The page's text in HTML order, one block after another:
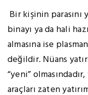
Bir kişinin parasını
binayı ya da hali
almasına ise
değildir. Nüans
“yeni”
araçları zaten